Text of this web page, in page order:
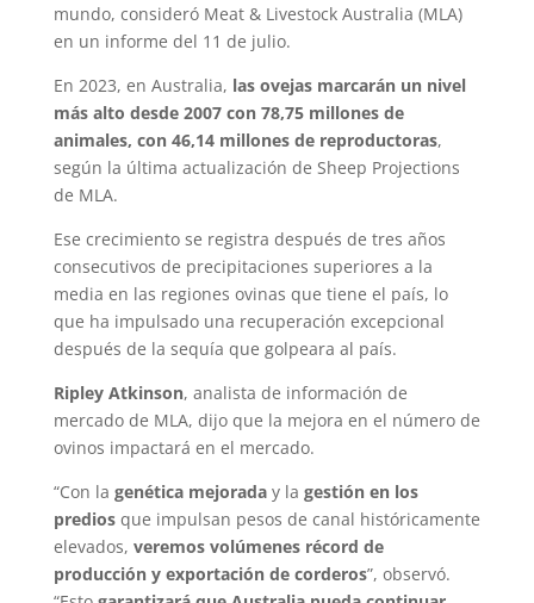
mundo, consideró Meat & Livestock Australia (MLA)
en un informe del 11 de julio.
En 2023, en Australia, las ovejas marcarán un nivel
más alto desde 2007 con 78,75 millones de
animales, con 46,14 millones de reproductoras,
según la última actualización de Sheep Projections
de MLA.
Ese crecimiento se registra después de tres años
consecutivos de precipitaciones superiores a la
media en las regiones ovinas que tiene el país, lo
que ha impulsado una recuperación excepcional
después de la sequía que golpeara al país.
Ripley Atkinson, analista de información de
mercado de MLA, dijo que la mejora en el número de
ovinos impactará en el mercado.
“Con la genética mejoraday la gestión en los
prediosque impulsan pesos de canal históricamente
elevados, veremos volúmenes récord de
producción y exportación de corderos”, observó.